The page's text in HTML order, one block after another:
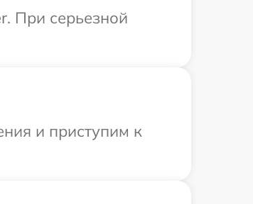
При серьезной
и приступим к